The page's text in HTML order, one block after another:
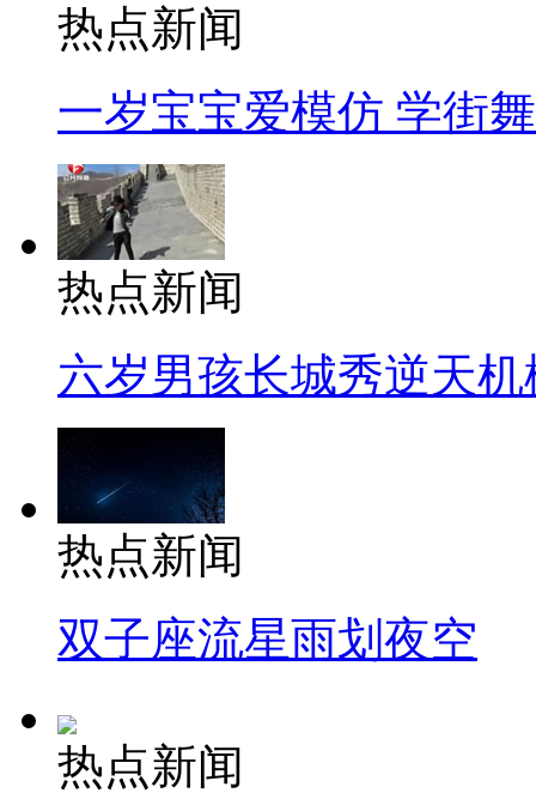
热点新闻
一岁宝宝爱模仿 学街
热点新闻
六岁男孩长城秀逆天机
热点新闻
双子座流星雨划夜空
热点新闻